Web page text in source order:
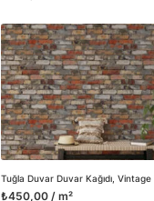
₺450,00 / m²
üretimini ve satışını
biliyor ve evin en kritik
ediyoruz. Bu nedenle
trendlere ayak
da öncü rol
Herhangi bir soru ya
geçebilirsiniz.